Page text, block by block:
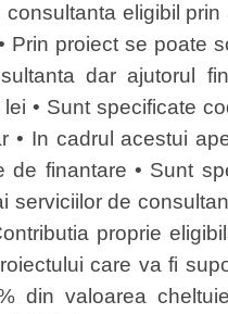
eligibil
Prin proiect se poate
dar ajutorul
• Sunt specificate
• In cadrul acestui
de finantare • Sunt
serviciilor de
proprie
care va fi
din valoarea